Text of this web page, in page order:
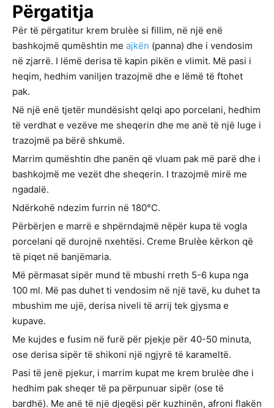
Përgatitja
Për të përgatitur krem brulèe si fillim, në një enë
bashkojmë qumështin me ajkën (panna) dhe i vendosim
në zjarrë. I lëmë derisa të kapin pikën e vlimit. Më pasi i
heqim, hedhim vaniljen trazojmë dhe e lëmë të ftohet
pak.
Në një enë tjetër mundësisht qelqi apo porcelani, hedhim
të verdhat e vezëve me sheqerin dhe me anë të një luge i
trazojmë pa bërë shkumë.
Marrim qumështin dhe panën që vluam pak më parë dhe i
bashkojmë me vezët dhe sheqerin. I trazojmë mirë me
ngadalë.
Ndërkohë ndezim furrin në 180°C.
Përbërjen e marrë e shpërndajmë nëpër kupa të vogla
porcelani që durojnë nxehtësi. Creme Brulèe kërkon që
të piqet në banjëmaria.
Më përmasat sipër mund të mbushi rreth 5-6 kupa nga
100 ml. Më pas duhet ti vendosim në një tavë, ku duhet ta
mbushim me ujë, derisa niveli të arrij tek gjysma e
kupave.
Me kujdes e fusim në furë për pjekje për 40-50 minuta,
ose derisa sipër të shikoni një ngjyrë të karameltë.
Pasi të jenë pjekur, i marrim kupat me krem brulèe dhe i
hedhim pak sheqer të pa përpunuar sipër (ose të
bardhë). Me anë të një djegësi për kuzhinën, afroni flakën